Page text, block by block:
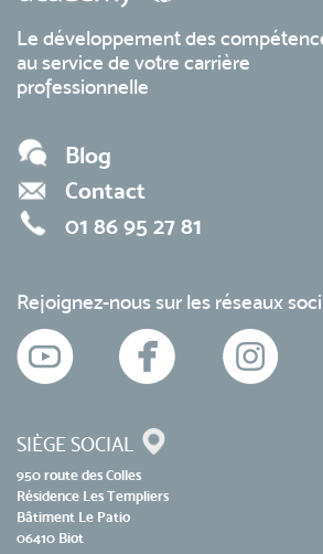
Le développement des
au service de votre carrière
professionnelle
Blog
Contact
01 86 95 27 81
Rejoignez-nous sur les réseaux
SIÈGE SOCIAL
950 route des Colles
Résidence Les Templiers
Bâtiment Le Patio
06410 Biot